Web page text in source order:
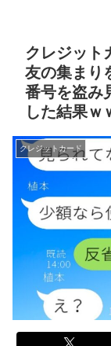
クレジット
友の集まり
番号を盗み
した結果ｗ
クレジットカード